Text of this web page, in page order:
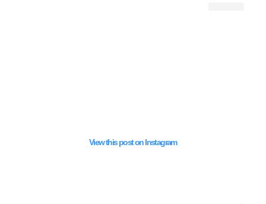
View this post on Instagram